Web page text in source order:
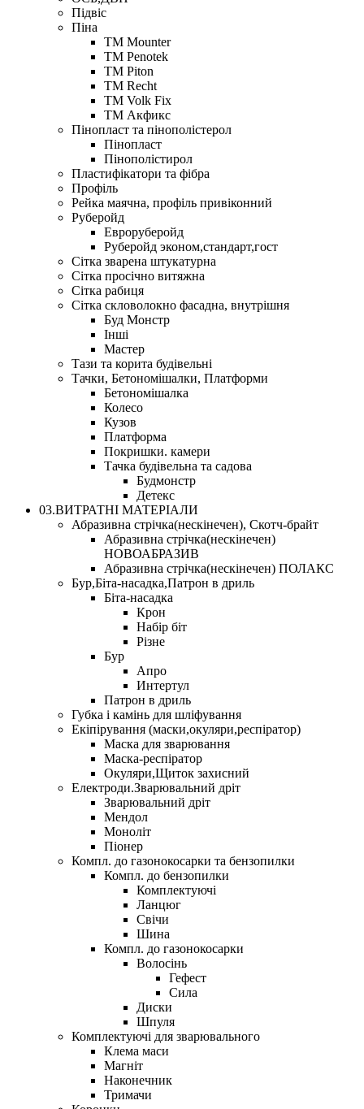
Підвіс
Піна
ТМ Mounter
ТМ Penotek
ТМ Piton
ТМ Recht
ТМ Volk Fix
ТМ Акфикс
Пінопласт та пінополістерол
Пінопласт
Пінополістирол
Пластифікатори та фібра
Профіль
Рейка маячна, профіль привіконний
Руберойд
Евроруберойд
Руберойд эконом,стандарт,гост
Сітка зварена штукатурна
Сітка просічно витяжна
Сітка рабиця
Сітка скловолокно фасадна, внутрішня
Буд Монстр
Інші
Мастер
Тази та корита будівельні
Тачки, Бетономішалки, Платформи
Бетономішалка
Колесо
Кузов
Платформа
Покришки. камери
Тачка будівельна та садова
Будмонстр
Детекс
03.ВИТРАТНІ МАТЕРІАЛИ
Абразивна стрічка(нескінечен), Скотч-брайт
Абразивна стрічка(нескінечен)
НОВОАБРАЗИВ
Абразивна стрічка(нескінечен) ПОЛАКС
Бур,Біта-насадка,Патрон в дриль
Біта-насадка
Крон
Набір біт
Різне
Бур
Апро
Интертул
Патрон в дриль
Губка і камінь для шліфування
Екіпірування (маски,окуляри,респіратор)
Маска для зварювання
Маска-респіратор
Окуляри,Щиток захисний
Електроди.Зварювальний дріт
Зварювальний дріт
Мендол
Моноліт
Піонер
Компл. до газонокосарки та бензопилки
Компл. до бензопилки
Комплектуючі
Ланцюг
Свічи
Шина
Компл. до газонокосарки
Волосінь
Гефест
Сила
Диски
Шпуля
Комплектуючі для зварювального
Клема маси
Магніт
Наконечник
Тримачи